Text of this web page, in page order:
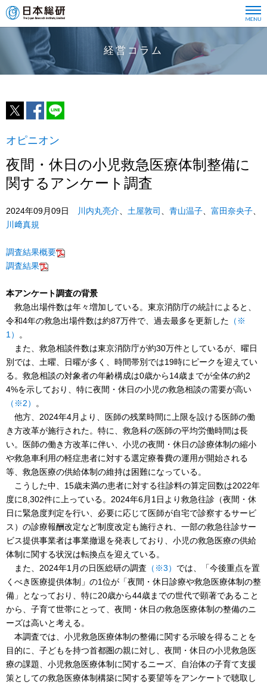
経営コラム
オピニオン
夜間・休日の小児救急医療体制整備に
関するアンケート調査
2024年09月09日 川内丸亮介 土屋敦司 青山温子 富田奈央子
川﨑真規
調査結果概要
調査結果
本アンケート調査の背景
救急出場件数は年々増加している。東京消防庁の統計によると、
令和4年の救急出場件数は約87万件で、過去最多を更新した （※
1）
。
また、救急相談件数は東京消防庁が約30万件としているが、曜日
別では、土曜、日曜が多く、時間帯別では19時にピークを迎えてい
る。救急相談の対象者の年齢構成は0歳から14歳までが全体の約2
4%を示しており、特に夜間・休日の小児の救急相談の需要が高い
（※2）
。
他方、2024年4月より、医師の残業時間に上限を設ける医師の働
き方改革が施行された。特に、救急科の医師の平均労働時間は長
い。医師の働き方改革に伴い、小児の夜間・休日の診療体制の縮小
や救急車利用の軽症患者に対する選定療養費の運用が開始される
等、救急医療の供給体制の維持は困難になっている。
こうした中、15歳未満の患者に対する往診料の算定回数は2022年
度に8,302件に上っている。2024年6月1日より救急往診（夜間・休
日に緊急度判定を行い、必要に応じて医師が自宅で診察するサービ
ス）の診療報酬改定など制度改定も施行され、一部の救急往診サー
ビス提供事業者は事業撤退を発表しており、小児の救急医療の供給
体制に関する状況は転換点を迎えている。
また、2024年1月の日医総研の調査 （※3） では、「今後重点を置
くべき医療提供体制」の1位が「夜間・休日診療や救急医療体制の整
備」となっており、特に20歳から44歳までの世代で顕著であること
から、子育て世帯にとって、夜間・休日の救急医療体制の整備のニ
ーズは高いと考える。
本調査では、小児救急医療体制の整備に関する示唆を得ることを
目的に、子どもを持つ首都圏の親に対し、夜間・休日の小児救急医
療の課題、小児救急医療体制に関するニーズ、自治体の子育て支援
策としての救急医療体制構築に関する要望等をアンケートで聴取し